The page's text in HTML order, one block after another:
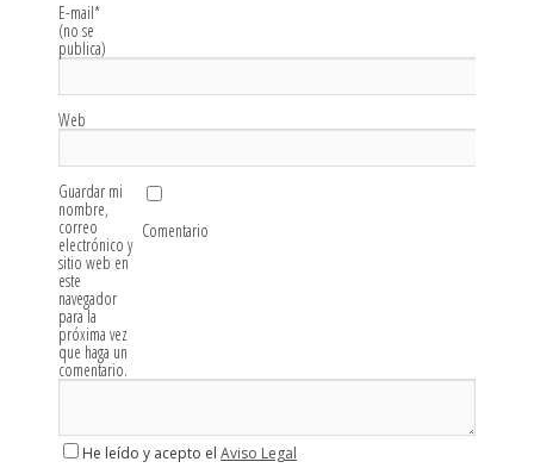
E-mail*
(no se
publica)
Web
Guardar mi
nombre,
correo
electrónico y
sitio web en
este
navegador
para la
próxima vez
que haga un
comentario.
Comentario
He leído y acepto el Aviso Legal